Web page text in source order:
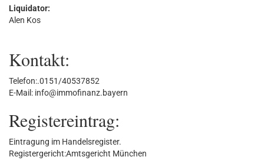
Liquidator:
Alen Kos
Kontakt:
Telefon:.0151/40537852
E-Mail: info@immofinanz.bayern
Registereintrag:
Eintragung im Handelsregister.
Registergericht:Amtsgericht München